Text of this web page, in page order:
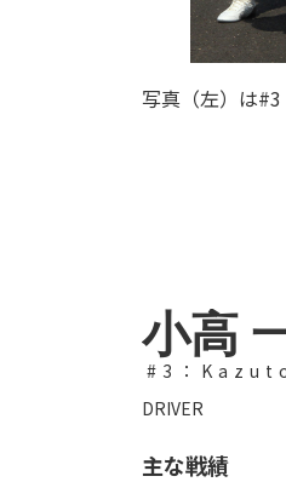
写真（左）は
小高
#3：
DRIVER
主な戦績